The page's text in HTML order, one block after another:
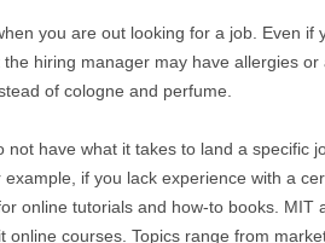
you are out looking for a job. Even if
hiring manager may have allergies
of cologne and perfume.
not have what it takes to land a specific
if you lack experience with a
online tutorials and how-to books. MIT
online courses. Topics range from